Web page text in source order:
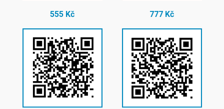
555 Kč 777 Kč